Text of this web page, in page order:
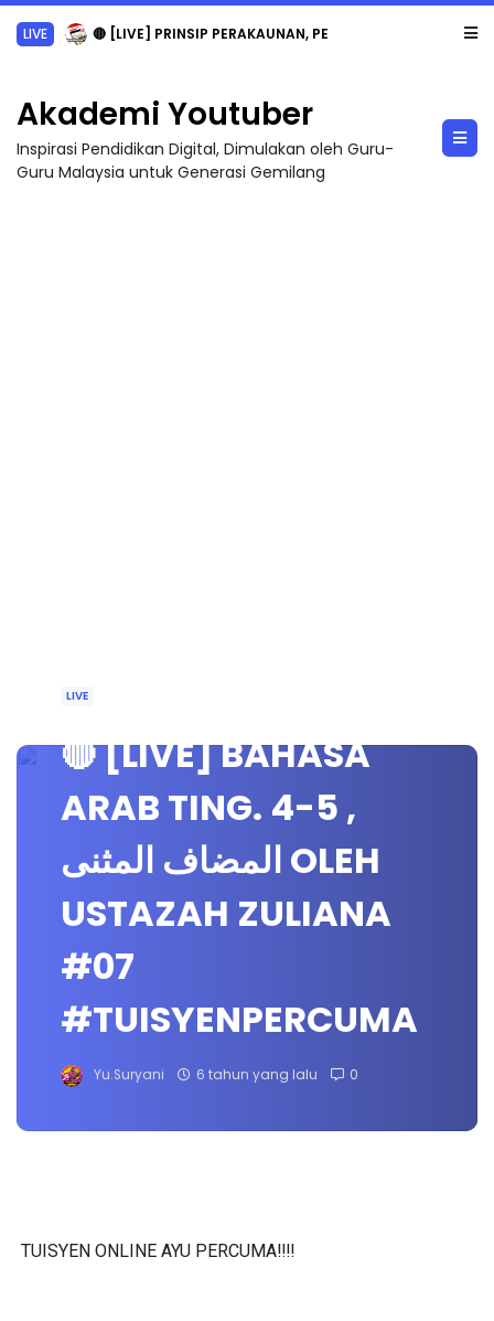
LIVE 🔴 [LIVE] PRINSIP PERAKAUNAN, PECUT SKOR SOALAN 1 TRIAL OLEH CIKGU WAN...
Akademi Youtuber
Inspirasi Pendidikan Digital, Dimulakan oleh Guru-
Guru Malaysia untuk Generasi Gemilang
LIVE
🔴 [LIVE] BAHASA
ARAB TING. 4-5 ,
المضاف المثنى OLEH
USTAZAH ZULIANA
#07
#TUISYENPERCUMA
Yu.Suryani 6 tahun yang lalu 0
TUISYEN ONLINE AYU PERCUMA‼️‼️